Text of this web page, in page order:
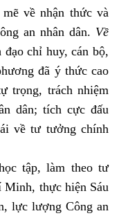
về nhận thức và
an nhân dân. Về
đạo chỉ huy, cán bộ,
đã ý thức cao
trọng, trách nhiệm
dân; tích cực đấu
về tư tưởng chính
tập, làm theo tư
Minh, thực hiện Sáu
lực lượng Công an